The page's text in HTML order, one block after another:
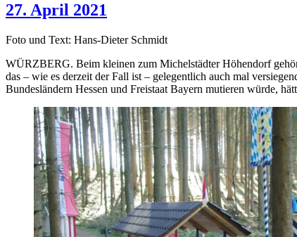
27. April 2021
Foto und Text: Hans-Dieter Schmidt
WÜRZBERG. Beim kleinen zum Michelstädter Höhendorf
das – wie es derzeit der Fall ist – gelegentlich auch mal
Bundesländern Hessen und Freistaat Bayern mutieren würde,